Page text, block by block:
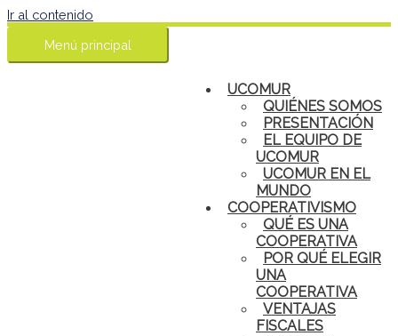
Ir al contenido
Menú principal
UCOMUR
QUIÉNES SOMOS
PRESENTACIÓN
EL EQUIPO DE
UCOMUR
UCOMUR EN EL
MUNDO
COOPERATIVISMO
QUÉ ES UNA
COOPERATIVA
POR QUÉ ELEGIR
UNA
COOPERATIVA
VENTAJAS
FISCALES